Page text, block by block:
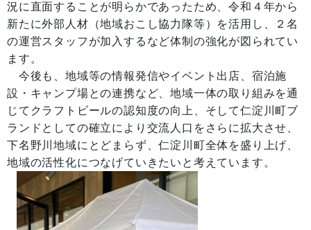
況に直面することが明らかであったため、令和４年から
新たに外部人材（地域おこし協力隊等）を活用し、２名
の運営スタッフが加入するなど体制の強化が図られてい
ます。
今後も、地域等の情報発信やイベント出店、宿泊施
設・キャンプ場との連携など、地域一体の取り組みを通
じてクラフトビールの認知度の向上、そして仁淀川町ブ
ランドとしての確立により交流人口をさらに拡大させ、
下名野川地域にとどまらず、仁淀川町全体を盛り上げ、
地域の活性化につなげていきたいと考えています。